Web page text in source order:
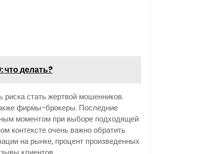
делать?
стать жертвой мошенников.
фирмы-брокеры. Последние
моментом при выборе подходящей
контексте очень важно обратить
на рынке, процент произведенных